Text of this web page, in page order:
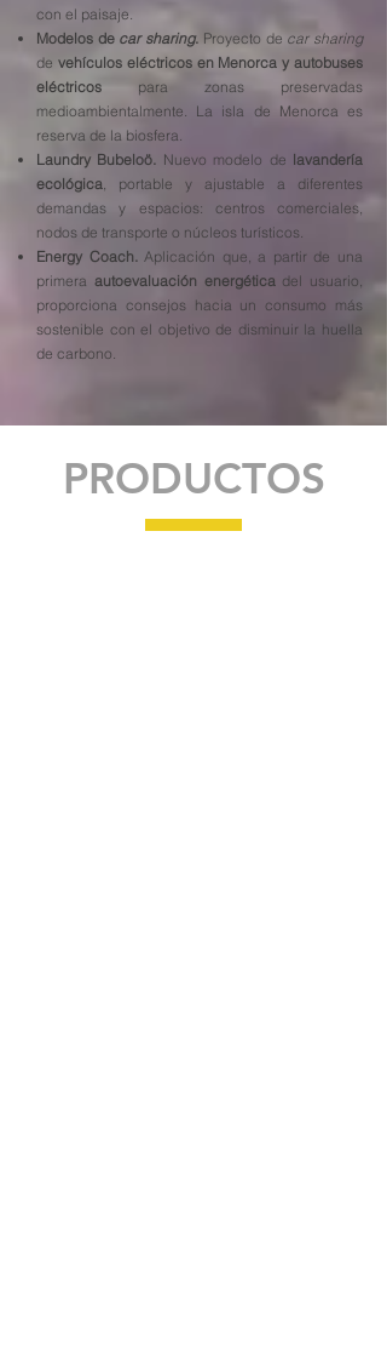
PRODUCTOS
con el paisaje.
Modelos de car sharing. Proyecto de car sharing
de vehículos eléctricos en Menorca y autobuses
eléctricos para zonas preservadas
medioambientalmente. La isla de Menorca es
reserva de la biosfera.
Laundry Bubeloö. Nuevo modelo de lavandería
ecológica, portable y ajustable a diferentes
demandas y espacios: centros comerciales,
nodos de transporte o núcleos turísticos.
Energy Coach.Aplicación que, a partir de una
primera autoevaluación energéticadel usuario,
proporciona consejos hacia un consumo más
sostenible con el objetivo de disminuir la huella
de carbono.